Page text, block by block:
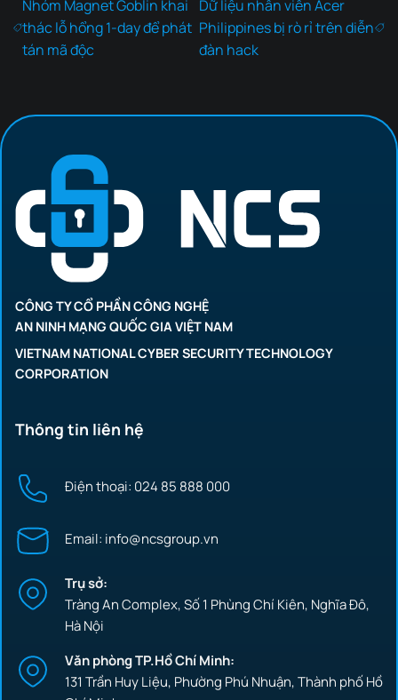
Nhóm Magnet Goblin khai
thác lỗ hổng 1-day để phát
tán mã độc
Dữ liệu nhân viên Acer
Philippines bị rò rỉ trên diễn
đàn hack
CÔNG TY CỔ PHẦN CÔNG NGHỆ
AN NINH MẠNG QUỐC GIA VIỆT NAM
VIETNAM NATIONAL CYBER SECURITY TECHNOLOGY
CORPORATION
Thông tin liên hệ
Điện thoại: 024 85 888 000
Email: info@ncsgroup.vn
Trụ sở:
Tràng An Complex, Số 1 Phùng Chí Kiên, Nghĩa Đô,
Hà Nội
Văn phòng TP.Hồ Chí Minh:
131 Trần Huy Liệu, Phường Phú Nhuận, Thành phố Hồ